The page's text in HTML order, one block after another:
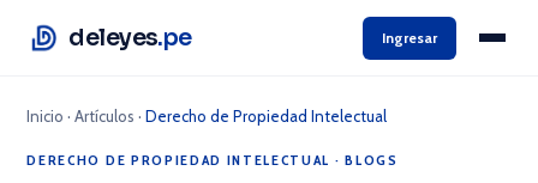
deleyes.pe Ingresar
Inicio ·Artículos ·Derecho de Propiedad Intelectual
DERECHO DE PROPIEDAD INTELECTUAL ·BLOGS